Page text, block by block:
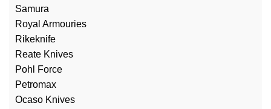
Samura
Royal Armouries
Rikeknife
Reate Knives
Pohl Force
Petromax
Ocaso Knives